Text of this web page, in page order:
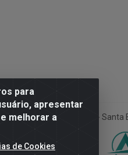
para
apresentar
melhorar a
de Cookies
Rua Conselheiro Pena, 50 -